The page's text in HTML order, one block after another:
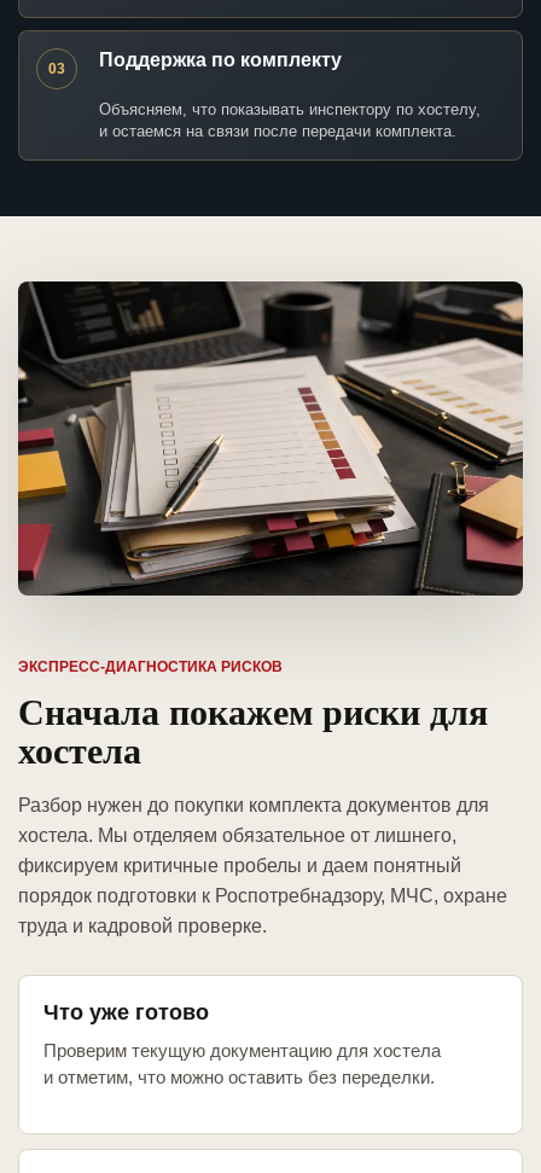
03 Поддержка по комплекту
Объясняем, что показывать инспектору по хостелу,
и остаемся на связи после передачи комплекта.
ЭКСПРЕСС-ДИАГНОСТИКА РИСКОВ
Сначала покажем риски для
хостела
Разбор нужен до покупки комплекта документов для
хостела. Мы отделяем обязательное от лишнего,
фиксируем критичные пробелы и даем понятный
порядок подготовки к Роспотребнадзору, МЧС, охране
труда и кадровой проверке.
Что уже готово
Проверим текущую документацию для хостела
и отметим, что можно оставить без переделки.